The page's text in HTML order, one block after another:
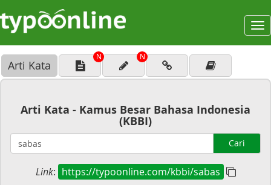
Arti Kata
N N
Arti Kata - Kamus Besar Bahasa Indonesia
(KBBI)
Cari
Link: https://typoonline.com/kbbi/sabas